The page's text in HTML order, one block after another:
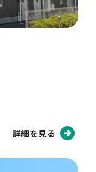
詳細を見る